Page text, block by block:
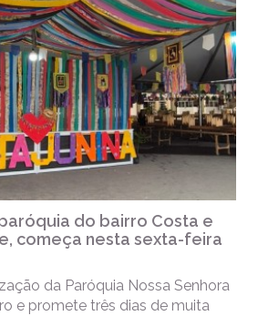
do bairro Costa e
começa nesta sexta-feira
da Paróquia Nossa Senhora
e promete três dias de muita